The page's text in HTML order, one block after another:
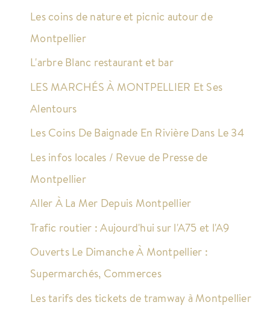
Les coins de nature et picnic autour de
Montpellier
L'arbre Blanc restaurant et bar
LES MARCHÉS À MONTPELLIER Et Ses
Alentours
Les Coins De Baignade En Rivière Dans Le 34
Les infos locales / Revue de Presse de
Montpellier
Aller À La Mer Depuis Montpellier
Trafic routier : Aujourd'hui sur l'A75 et l'A9
Ouverts Le Dimanche À Montpellier :
Supermarchés, Commerces
Les tarifs des tickets de tramway à Montpellier